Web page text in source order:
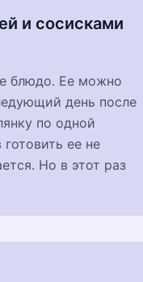
и сосисками
блюдо. Ее можно
день после
по одной
ее не
Но в этот раз